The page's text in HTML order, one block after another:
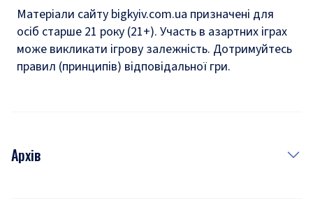
Матеріали сайту bigkyiv.com.ua призначені для
осіб старше 21 року (21+). Участь в азартних іграх
може викликати ігрову залежність. Дотримуйтесь
правил (принципів) відповідальної гри.
Архів